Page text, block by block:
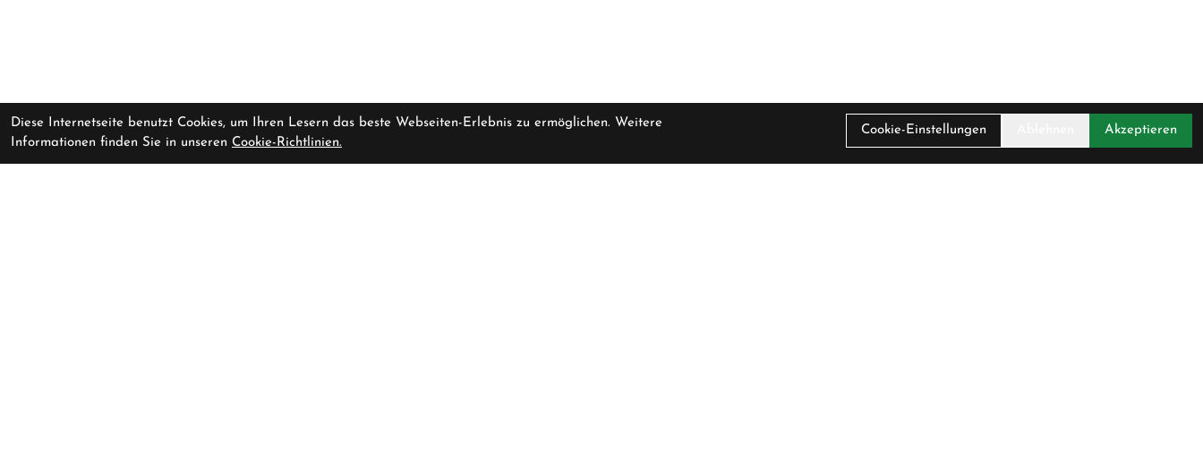
Diese Internetseite benutzt Cookies, um Ihren Lesern das beste Webseiten-Erlebnis zu ermöglichen. Weitere
Informationen finden Sie in unseren Cookie-Richtlinien.
Cookie-Einstellungen Akzeptieren